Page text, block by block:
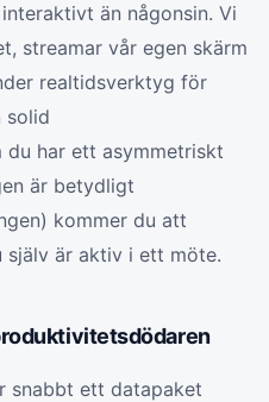
än någonsin. Vi
streamar vår egen skärm
realtidsverktyg för
solid
du har ett asymmetriskt
är betydligt
kommer du att
är aktiv i ett möte.
snabbt ett datapaket